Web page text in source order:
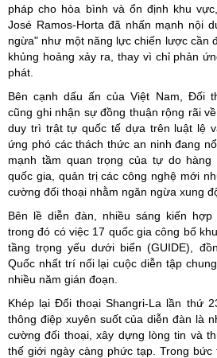
pháp cho hòa bình và ổn định khu
José Ramos-Horta đã nhấn mạnh nội
ngừa" như một năng lực chiến lược cần
khủng hoảng xảy ra, thay vì chỉ phản
phát.
Bên cạnh dấu ấn của Việt Nam, Đối
cũng ghi nhận sự đồng thuận rộng rãi
duy trì trật tự quốc tế dựa trên luật lệ
ứng phó các thách thức an ninh đang
mạnh tầm quan trọng của tự do hàng
quốc gia, quản trị các công nghệ mới
cường đối thoại nhằm ngăn ngừa xung
Bên lề diễn đàn, nhiều sáng kiến
trong đó có việc 17 quốc gia công bố
tầng trọng yếu dưới biển (GUIDE),
Quốc nhất trí nối lại cuộc diễn tập
nhiều năm gián đoạn.
Khép lại Đối thoại Shangri-La lần thứ
thông điệp xuyên suốt của diễn đàn là
cường đối thoại, xây dựng lòng tin và
thế giới ngày càng phức tạp. Trong bức